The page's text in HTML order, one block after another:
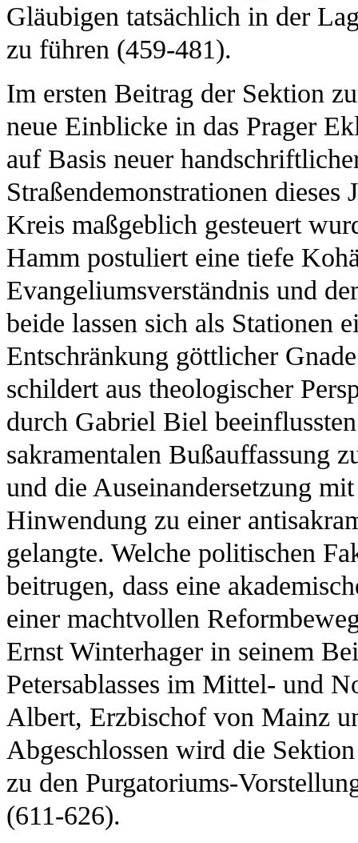
Gläubigen tatsächlich in der
zu führen (459-481).
Im ersten Beitrag der Sektion
neue Einblicke in das Prager
auf Basis neuer
Straßendemonstrationen
Kreis maßgeblich gesteuert
Hamm postuliert eine tiefe
Evangeliumsverständnis und
beide lassen sich als Stationen
Entschränkung göttlicher
schildert aus theologischer
durch Gabriel Biel
sakramentalen Bußauffassung
und die Auseinandersetzung
Hinwendung zu einer
gelangte. Welche politischen
beitrugen, dass eine
einer machtvollen
Ernst Winterhager in seinem
Petersablasses im Mittel- und
Albert, Erzbischof von Mainz
Abgeschlossen wird die
zu den Purgatoriums-
(611-626).